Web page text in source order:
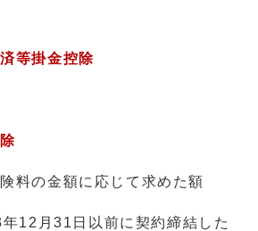
等掛金控除
料の金額に応じて求めた額
年12月31日以前に契約締結した